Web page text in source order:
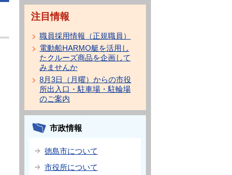
注目情報
職員採用情報（正規職員）
電動船HARMO艇を活用し
たクルーズ商品を企画して
みませんか
8月3日（月曜）からの市役
所出入口・駐車場・駐輪場
のご案内
市政情報
徳島市について
市役所について